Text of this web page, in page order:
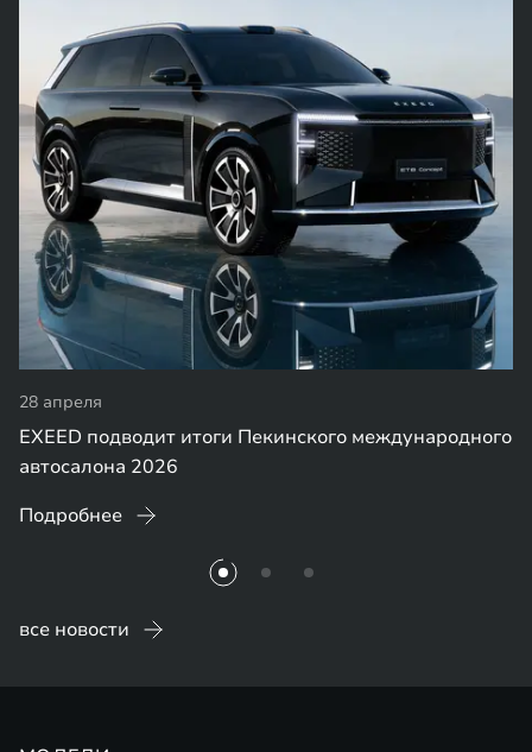
24 апреля
Две премьеры EXEED на Auto China
все новости